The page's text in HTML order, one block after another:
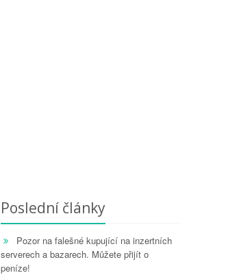
Poslední články
Pozor na falešné kupující na inzertních
serverech a bazarech. Můžete přijít o
peníze!